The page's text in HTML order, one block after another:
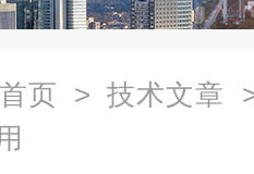
首页 > 技术文章